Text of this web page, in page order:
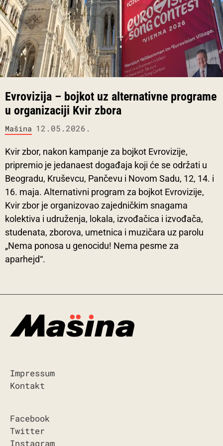
Evrovizija – bojkot uz alternativne programe
u organizaciji Kvir zbora
Mašina 12.05.2026.
Kvir zbor, nakon kampanje za bojkot Evrovizije,
pripremio je jedanaest događaja koji će se održati u
Beogradu, Kruševcu, Pančevu i Novom Sadu, 12, 14. i
16. maja. Alternativni program za bojkot Evrovizije,
Kvir zbor je organizovao zajedničkim snagama
kolektiva i udruženja, lokala, izvođačica i izvođača,
studenata, zborova, umetnica i muzičara uz parolu
„Nema ponosa u genocidu! Nema pesme za
aparhejd“.
Impressum
Kontakt
Facebook
Twitter
Instagram